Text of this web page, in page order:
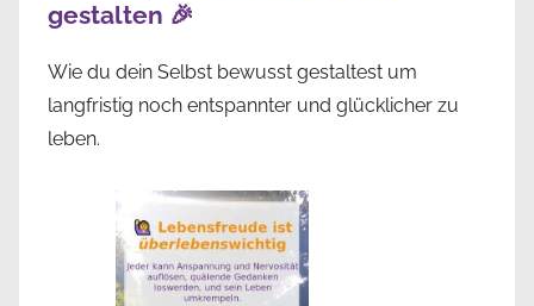
gestalten 🎉
Wie du dein Selbst bewusst gestaltest um
langfristig noch entspannter und glücklicher zu
leben.